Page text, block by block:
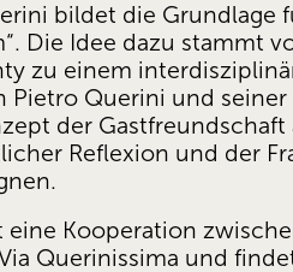
bildet die Grundlage
Die Idee dazu stammt
zu einem
Pietro Querini und
der
Reflexion und der
eine Kooperation
Querinissima und